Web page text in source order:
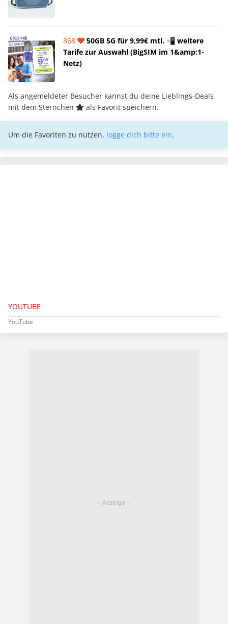
868
50GB 5G für 9,99€ mtl. 📲 weitere
Tarife zur Auswahl (BigSIM im 1&amp;1-
Netz)
Als angemeldeter Besucher kannst du deine Lieblings-Deals
mit dem Sternchen
als Favorit speichern.
Um die Favoriten zu nutzen, logge dich bitte ein.
YOUTUBE
YouTube